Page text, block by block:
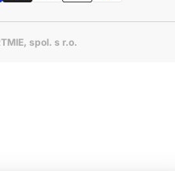
spol. s r.o.